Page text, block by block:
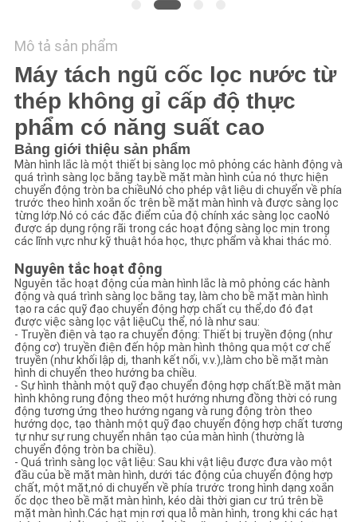
SƠ
ĐỒ
TRANG
WEB
CHÍNH
SÁCH
BẢO
MẬT
Mô tả sản phẩm
Máy tách ngũ cốc lọc nước từ
thép không gỉ cấp độ thực
phẩm có năng suất cao
Bảng giới thiệu sản phẩm
Màn hình lắc là một thiết bị sàng lọc mô phỏng các hành động và
quá trình sàng lọc bằng tay.bề mặt màn hình của nó thực hiện
chuyển động tròn ba chiềuNó cho phép vật liệu di chuyển về phía
trước theo hình xoắn ốc trên bề mặt màn hình và được sàng lọc
từng lớp.Nó có các đặc điểm của độ chính xác sàng lọc caoNó
được áp dụng rộng rãi trong các hoạt động sàng lọc mịn trong
các lĩnh vực như kỹ thuật hóa học, thực phẩm và khai thác mỏ.
Nguyên tắc hoạt động
Nguyên tắc hoạt động của màn hình lắc là mô phỏng các hành
động và quá trình sàng lọc bằng tay, làm cho bề mặt màn hình
tạo ra các quỹ đạo chuyển động hợp chất cụ thể,do đó đạt
được việc sàng lọc vật liệuCụ thể, nó là như sau:
- Truyền điện và tạo ra chuyển động: Thiết bị truyền động (như
động cơ) truyền điện đến hộp màn hình thông qua một cơ chế
truyền (như khối lập dị, thanh kết nối, v.v.),làm cho bề mặt màn
hình di chuyển theo hướng ba chiều.
- Sự hình thành một quỹ đạo chuyển động hợp chất:Bề mặt màn
hình không rung động theo một hướng nhưng đồng thời có rung
động tương ứng theo hướng ngang và rung động tròn theo
hướng dọc, tạo thành một quỹ đạo chuyển động hợp chất tương
tự như sự rung chuyển nhân tạo của màn hình (thường là
chuyển động tròn ba chiều).
- Quá trình sàng lọc vật liệu: Sau khi vật liệu được đưa vào một
đầu của bề mặt màn hình, dưới tác động của chuyển động hợp
chất, một mặt,nó di chuyển về phía trước trong hình dạng xoắn
ốc dọc theo bề mặt màn hình, kéo dài thời gian cư trú trên bề
mặt màn hình.Các hạt mịn rơi qua lỗ màn hình, trong khi các hạt